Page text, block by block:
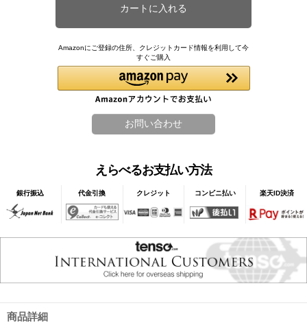
Amazonにご登録の住所、クレジットカード情報を利用して今
すぐご購入
えらべるお支払い方法
銀行振込 代金引換 クレジット コンビニ払い 楽天ID決済
商品詳細